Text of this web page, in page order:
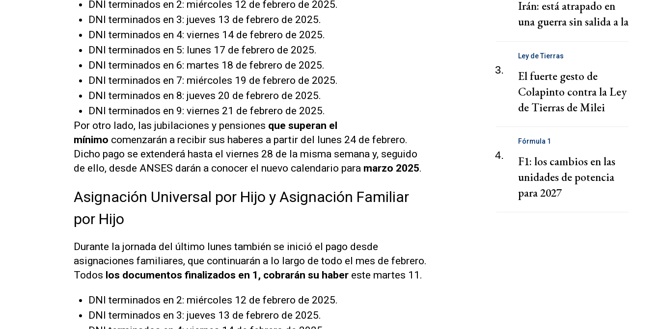
DNI terminados en 2: miércoles 12 de febrero de 2025.
DNI terminados en 3: jueves 13 de febrero de 2025.
DNI terminados en 4: viernes 14 de febrero de 2025.
DNI terminados en 5: lunes 17 de febrero de 2025.
DNI terminados en 6: martes 18 de febrero de 2025.
DNI terminados en 7: miércoles 19 de febrero de 2025.
DNI terminados en 8: jueves 20 de febrero de 2025.
DNI terminados en 9: viernes 21 de febrero de 2025.
Por otro lado, las jubilaciones y pensiones que superan el
mínimo comenzarán a recibir sus haberes a partir del lunes 24 de febrero.
Dicho pago se extenderá hasta el viernes 28 de la misma semana y, seguido
de ello, desde ANSES darán a conocer el nuevo calendario para marzo 2025.
Asignación Universal por Hijo y Asignación Familiar
por Hijo
Durante la jornada del último lunes también se inició el pago desde
asignaciones familiares, que continuarán a lo largo de todo el mes de febrero.
Todos los documentos finalizados en 1, cobrarán su haber este martes 11.
DNI terminados en 2: miércoles 12 de febrero de 2025.
DNI terminados en 3: jueves 13 de febrero de 2025.
Irán: está atrapado en
una guerra sin salida a la
3.
Ley de Tierras
El fuerte gesto de
Colapinto contra la Ley
de Tierras de Milei
4.
Fórmula 1
F1: los cambios en las
unidades de potencia
para 2027